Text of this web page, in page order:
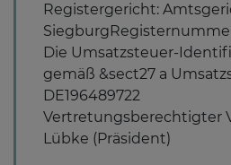
Registergericht:
Die Umsatzsteuer-
gemäß &sect27 a
DE196489722
Vertretungsberechtigter
Lübke (Präsident)